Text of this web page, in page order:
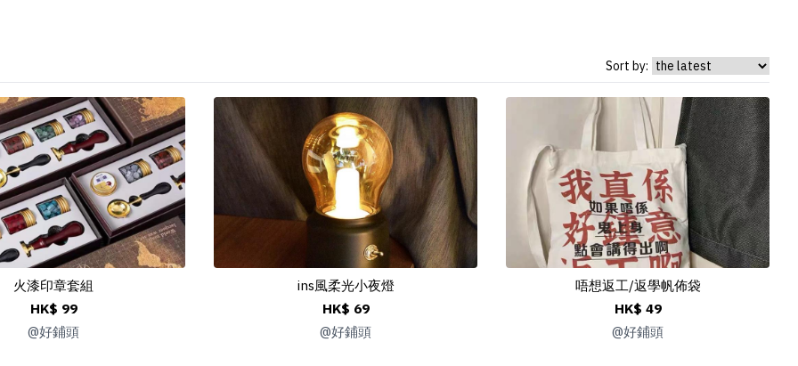
Sort by:
火漆印章套組
HK$ 99
@好鋪頭
ins風柔光小夜燈
HK$ 69
@好鋪頭
唔想返工/返學帆佈袋
HK$ 49
@好鋪頭